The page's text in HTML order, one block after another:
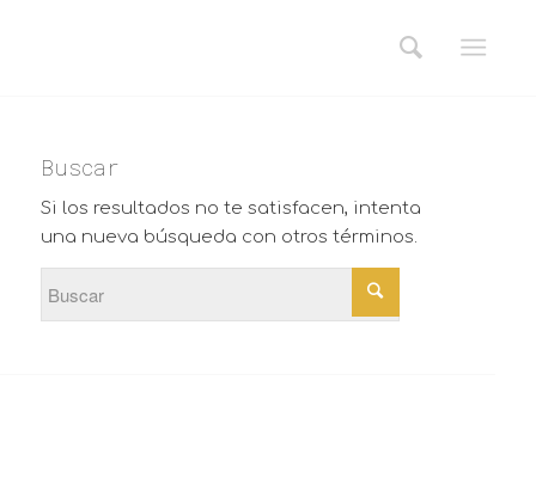
Buscar
Si los resultados no te satisfacen, intenta
una nueva búsqueda con otros términos.